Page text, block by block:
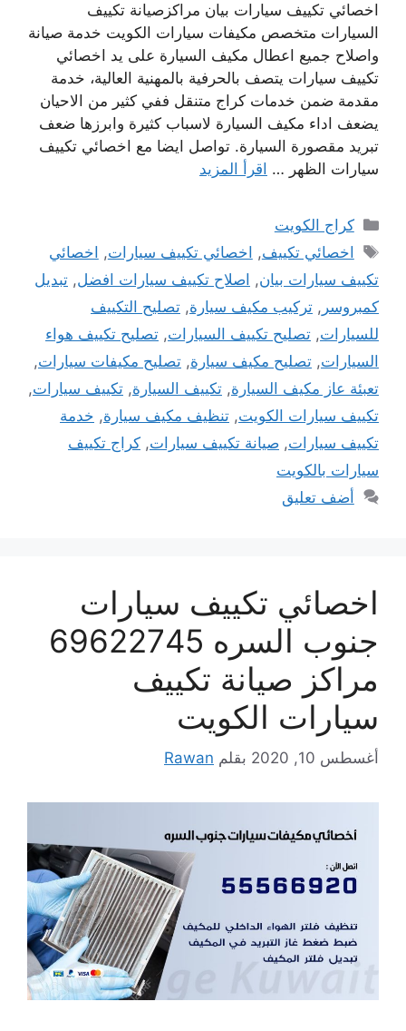
اخصائي تكييف سيارات بيان مراكزصيانة تكييف
السيارات متخصص مكيفات سيارات الكويت خدمة صيانة
واصلاح جميع اعطال مكيف السيارة على يد اخصائي
تكييف سيارات يتصف بالحرفية بالمهنية العالية، خدمة
مقدمة ضمن خدمات كراج متنقل ففي كثير من الاحيان
يضعف اداء مكيف السيارة لاسباب كثيرة وابرزها ضعف
تبريد مقصورة السيارة. تواصل ايضا مع اخصائي تكييف
سيارات الظهر … اقرأ المزيد
التصنيفات
كراج الكويت
الوسوم
اخصائي تكييف, اخصائي تكييف سيارات, اخصائي
تكييف سيارات بيان, اصلاح تكييف سيارات افضل, تبديل
كمبروسر , تركيب مكيف سيارة, تصليح التكييف
للسيارات, تصليح تكييف السيارات, تصليح تكييف هواء
السيارات, تصليح مكيف سيارة, تصليح مكيفات سيارات,
تعبئة عاز مكيف السيارة, تكييف السيارة, تكييف سيارات,
تكييف سيارات الكويت, تنظيف مكيف سيارة, خدمة
تكييف سيارات, صيانة تكييف سيارات, كراج تكييف
سيارات بالكويت
أضف تعليق
اخصائي تكييف سيارات
جنوب السره 69622745
مراكز صيانة تكييف
سيارات الكويت
أغسطس 10, 2020 بقلم Rawan